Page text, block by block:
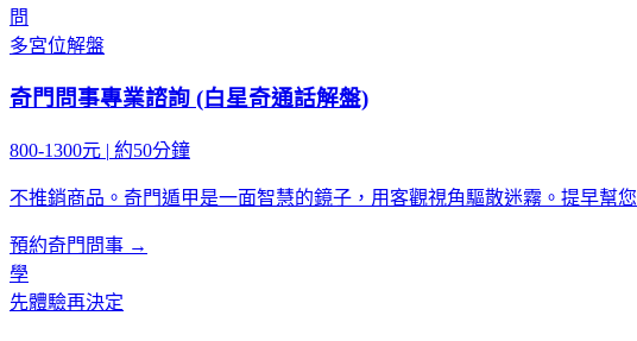
問
多宮位解盤
奇門問事專業諮詢 (白星奇通話解盤)
800-1300元 | 約50分鐘
不推銷商品。奇門遁甲是一面智慧的鏡子，用客觀視角驅散迷霧。提早幫
預約奇門問事 →
學
先體驗再決定